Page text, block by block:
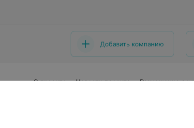
Добавить компанию
О проекте Новости проекта Размещение